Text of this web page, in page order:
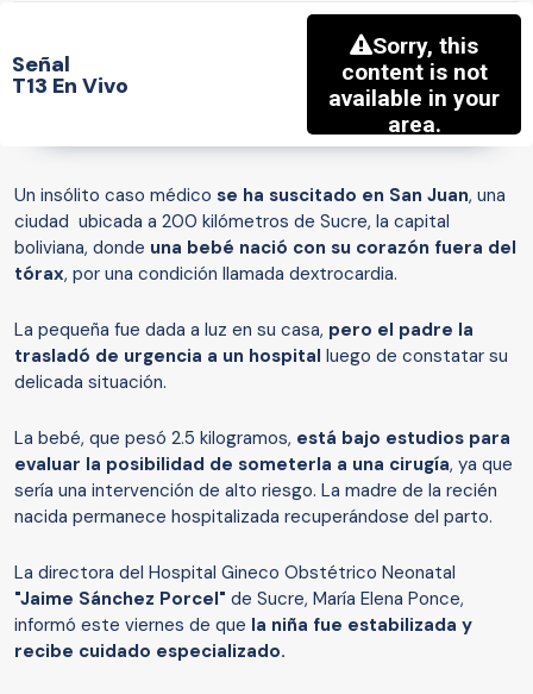
Señal
T13 En Vivo
Un insólito caso médico se ha suscitado en San Juan, una
ciudad ubicada a 200 kilómetros de Sucre, la capital
boliviana, donde una bebé nació con su corazón fuera del
tórax, por una condición llamada dextrocardia.
La pequeña fue dada a luz en su casa, pero el padre la
trasladó de urgencia a un hospital luego de constatar su
delicada situación.
La bebé, que pesó 2.5 kilogramos, está bajo estudios para
evaluar la posibilidad de someterla a una cirugía, ya que
sería una intervención de alto riesgo. La madre de la recién
nacida permanece hospitalizada recuperándose del parto.
La directora del Hospital Gineco Obstétrico Neonatal
"Jaime Sánchez Porcel" de Sucre, María Elena Ponce,
informó este viernes de que la niña fue estabilizada y
recibe cuidado especializado.